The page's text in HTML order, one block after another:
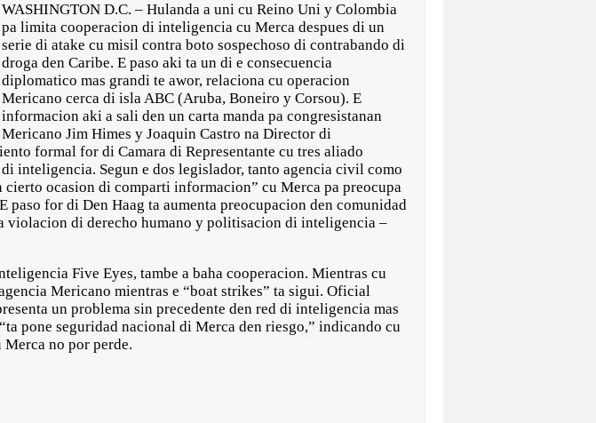
WASHINGTON D.C. – Hulanda a uni cu Reino Uni y Colombia
pa limita cooperacion di inteligencia cu Merca despues di un
serie di atake cu misil contra boto sospechoso di contrabando di
droga den Caribe. E paso aki ta un di e consecuencia
diplomatico mas grandi te awor, relaciona cu operacion
Mericano cerca di isla ABC (Aruba, Boneiro y Corsou). E
informacion aki a sali den un carta manda pa congresistanan
Mericano Jim Himes y Joaquin Castro na Director di
formal for di Camara di Representante cu tres aliado
inteligencia. Segun e dos legislador, tanto agencia civil como
ocasion di comparti informacion” cu Merca pa preocupa
for di Den Haag ta aumenta preocupacion den comunidad
violacion di derecho humano y politisacion di inteligencia –
Five Eyes, tambe a baha cooperacion. Mientras cu
Mericano mientras e “boat strikes” ta sigui. Oficial
un problema sin precedente den red di inteligencia mas
pone seguridad nacional di Merca den riesgo,” indicando cu
no por perde.